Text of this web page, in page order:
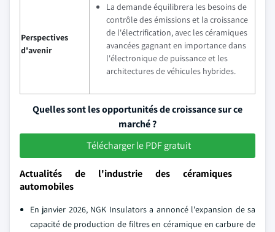
Perspectives
d'avenir
La demande équilibrera les besoins de
contrôle des émissions et la croissance
de l'électrification, avec les céramiques
avancées gagnant en importance dans
l'électronique de puissance et les
architectures de véhicules hybrides.
Quelles sont les opportunités de croissance sur ce
marché ?
Télécharger le PDF gratuit
Actualités de l'industrie des céramiques
automobiles
En janvier 2026, NGK Insulators a annoncé l'expansion de sa
capacité de production de filtres en céramique en carbure de